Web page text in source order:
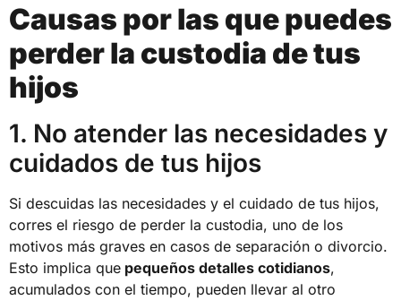
Causas por las que puedes
perder la custodia de tus
hijos
1. No atender las necesidades y
cuidados de tus hijos
Si descuidas las necesidades y el cuidado de tus hijos,
corres el riesgo de perder la custodia, uno de los
motivos más graves en casos de separación o divorcio.
Esto implica que pequeños detalles cotidianos,
acumulados con el tiempo, pueden llevar al otro